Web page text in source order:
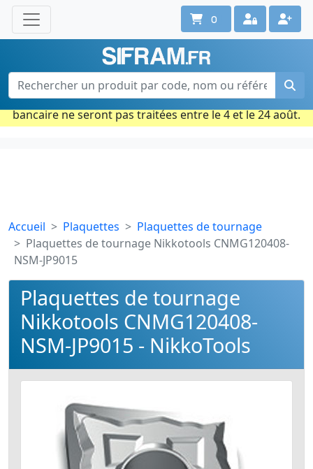
Une question ? Un conseil ?
Contactez-nous au 02 40 92 17 71
Ouvert du lun. au vend. de 08h à 18h
Période estivale : Les commandes prises par carte
bancaire ne seront pas traitées entre le 4 et le 24 août.
0
Accueil Plaquettes
Plaquettes de tournage
Plaquettes de tournage Nikkotools CNMG120408-
NSM-JP9015
Plaquettes de tournage
Nikkotools CNMG120408-
NSM-JP9015 - NikkoTools